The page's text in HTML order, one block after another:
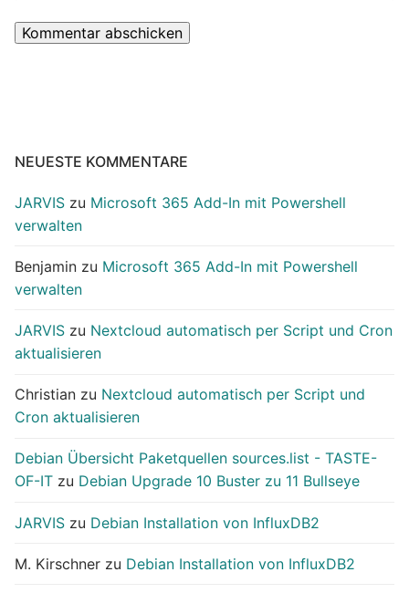
NEUESTE KOMMENTARE
JARVIS zu Microsoft 365 Add-In mit Powershell
verwalten
Benjamin zu Microsoft 365 Add-In mit Powershell
verwalten
JARVIS zu Nextcloud automatisch per Script und Cron
aktualisieren
Christian zu Nextcloud automatisch per Script und
Cron aktualisieren
Debian Übersicht Paketquellen sources.list - TASTE-
OF-IT zu Debian Upgrade 10 Buster zu 11 Bullseye
JARVIS zu Debian Installation von InfluxDB2
M. Kirschner zu Debian Installation von InfluxDB2